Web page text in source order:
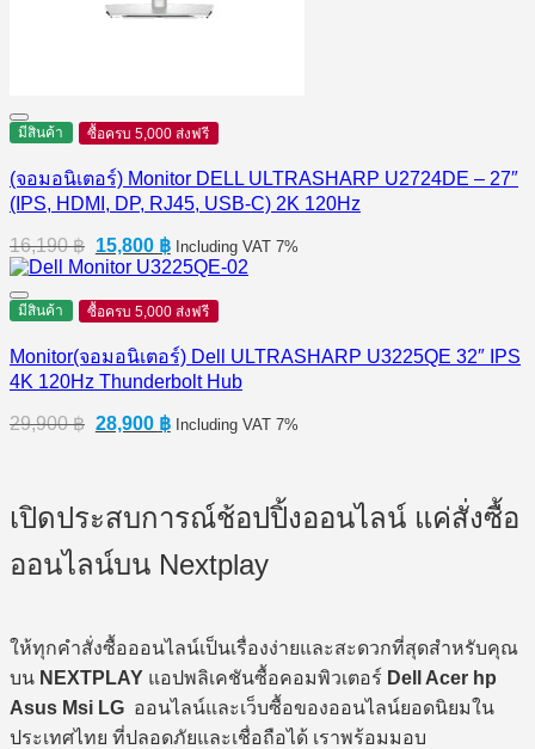
มีสินค้า ซื้อครบ 5,000 ส่งฟรี
(จอมอนิเตอร์) Monitor DELL ULTRASHARP U2724DE – 27″
(IPS, HDMI, DP, RJ45, USB-C) 2K 120Hz
16,190฿ Original
price
16,190 ฿.
15,800 ฿Current
price
15,800 ฿.
Including VAT 7%
มีสินค้า ซื้อครบ 5,000 ส่งฟรี
Monitor(จอมอนิเตอร์) Dell ULTRASHARP U3225QE 32″ IPS
4K 120Hz Thunderbolt Hub
29,900฿ Original
28,900 ฿Current
Including VAT 7%
เปิดประสบการณ์ช้อปปิ้งออนไลน์ แค่สั่งซื้อ
ออนไลน์บน Nextplay
ให้ทุกคำสั่งซื้อออนไลน์เป็นเรื่องง่ายและสะดวกที่สุดสำหรับคุณ
บน NEXTPLAY แอปพลิเคชันซื้อคอมพิวเตอร์ Dell Acer hp
Asus Msi LG ออนไลน์และเว็บซื้อของออนไลน์ยอดนิยมใน
ประเทศไทย ที่ปลอดภัยและเชื่อถือได้ เราพร้อมมอบ